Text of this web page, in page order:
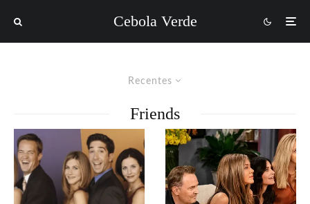
Cebola Verde
Recentes
Friends